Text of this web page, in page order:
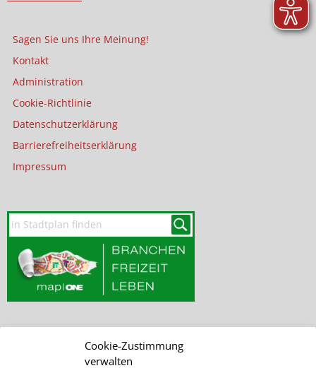
Cookie-Zustimmung
verwalten
Sagen Sie uns Ihre Meinung!
Kontakt
Administration
Cookie-Richtlinie
Datenschutzerklärung
Barrierefreiheitserklärung
Impressum
SEITE DURCHSUCHEN